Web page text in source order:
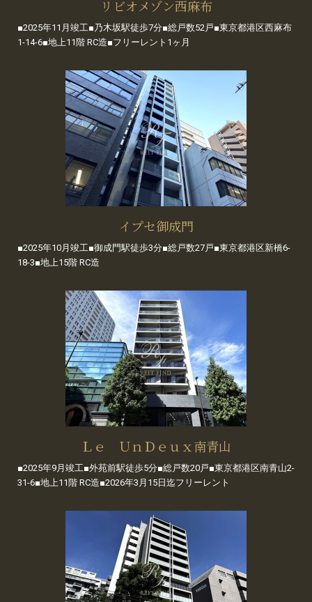
リビオメゾン西麻布
■2025年11月竣工■乃木坂駅徒歩7分■総戸数52戸■東京都港区西麻布
1-14-6■地上11階 RC造■フリーレント1ヶ月
イプセ御成門
■2025年10月竣工■御成門駅徒歩3分■総戸数27戸■東京都港区新橋6-
18-3■地上15階 RC造
Ｌｅ ＵｎＤｅｕｘ南青山
■2025年9月竣工■外苑前駅徒歩5分■総戸数20戸■東京都港区南青山2-
31-6■地上11階 RC造■2026年3月15日迄フリーレント